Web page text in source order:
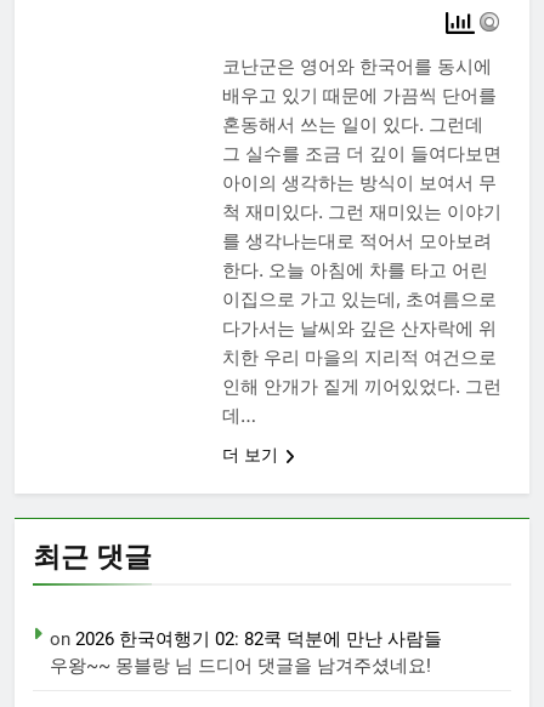
코난군은 영어와 한국어를 동시에
배우고 있기 때문에 가끔씩 단어를
혼동해서 쓰는 일이 있다. 그런데
그 실수를 조금 더 깊이 들여다보면
아이의 생각하는 방식이 보여서 무
척 재미있다. 그런 재미있는 이야기
를 생각나는대로 적어서 모아보려
한다. 오늘 아침에 차를 타고 어린
이집으로 가고 있는데, 초여름으로
다가서는 날씨와 깊은 산자락에 위
치한 우리 마을의 지리적 여건으로
인해 안개가 짙게 끼어있었다. 그런
데…
더 보기
최근 댓글
on 2026 한국여행기 02: 82쿡 덕분에 만난 사람들
우왕~~ 몽블랑 님 드디어 댓글을 남겨주셨네요!